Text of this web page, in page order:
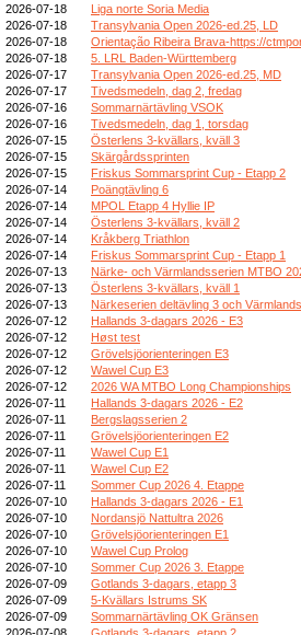
2026-07-18
Liga norte Soria Media
2026-07-18
Transylvania Open 2026-ed.25, LD
2026-07-18
Orientação Ribeira Brava-https://
2026-07-18
5. LRL Baden-Württemberg
2026-07-17
Transylvania Open 2026-ed.25, MD
2026-07-17
Tivedsmedeln, dag 2, fredag
2026-07-16
Sommarnärtävling VSOK
2026-07-16
Tivedsmedeln, dag 1, torsdag
2026-07-15
Österlens 3-kvällars, kväll 3
2026-07-15
Skärgårdssprinten
2026-07-15
Friskus Sommarsprint Cup - Etapp 2
2026-07-14
Poängtävling 6
2026-07-14
MPOL Etapp 4 Hyllie IP
2026-07-14
Österlens 3-kvällars, kväll 2
2026-07-14
Kråkberg Triathlon
2026-07-14
Friskus Sommarsprint Cup - Etapp 1
2026-07-13
Närke- och Värmlandsserien MTBO
2026-07-13
Österlens 3-kvällars, kväll 1
2026-07-13
Närkeserien deltävling 3 och
2026-07-12
Hallands 3-dagars 2026 - E3
2026-07-12
Høst test
2026-07-12
Grövelsjöorienteringen E3
2026-07-12
Wawel Cup E3
2026-07-12
2026 WA MTBO Long Championships
2026-07-11
Hallands 3-dagars 2026 - E2
2026-07-11
Bergslagsserien 2
2026-07-11
Grövelsjöorienteringen E2
2026-07-11
Wawel Cup E1
2026-07-11
Wawel Cup E2
2026-07-11
Sommer Cup 2026 4. Etappe
2026-07-10
Hallands 3-dagars 2026 - E1
2026-07-10
Nordansjö Nattultra 2026
2026-07-10
Grövelsjöorienteringen E1
2026-07-10
Wawel Cup Prolog
2026-07-10
Sommer Cup 2026 3. Etappe
2026-07-09
Gotlands 3-dagars, etapp 3
2026-07-09
5-Kvällars Istrums SK
2026-07-09
Sommarnärtävling OK Gränsen